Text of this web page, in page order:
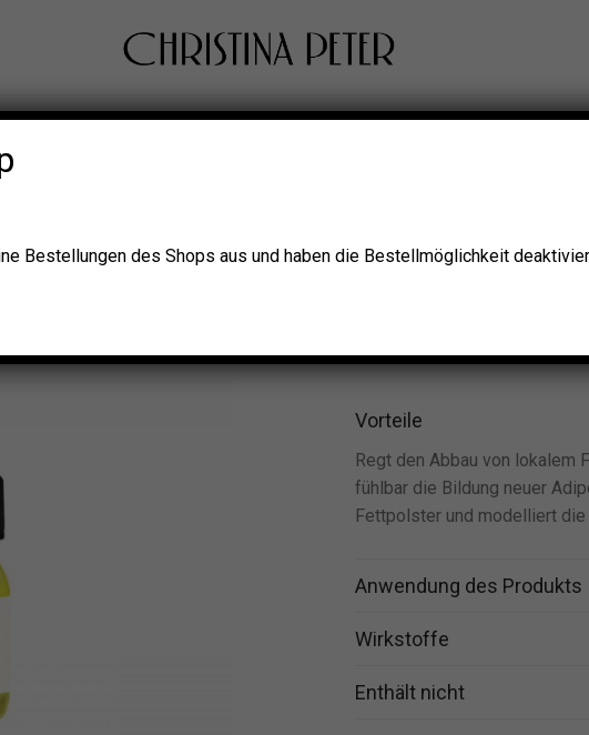
OWAY Beauty
69,00€
Fettreduzierendes,
Dermatologisch und auf Nickel
Vorteile
Regt den Abbau von lokalem
fühlbar die Bildung neuer
Fettpolster und modelliert die
Anwendung des Produkts
Wirkstoffe
Enthält nicht
Bestellungen des Shops aus und haben die Bestellmöglichkeit